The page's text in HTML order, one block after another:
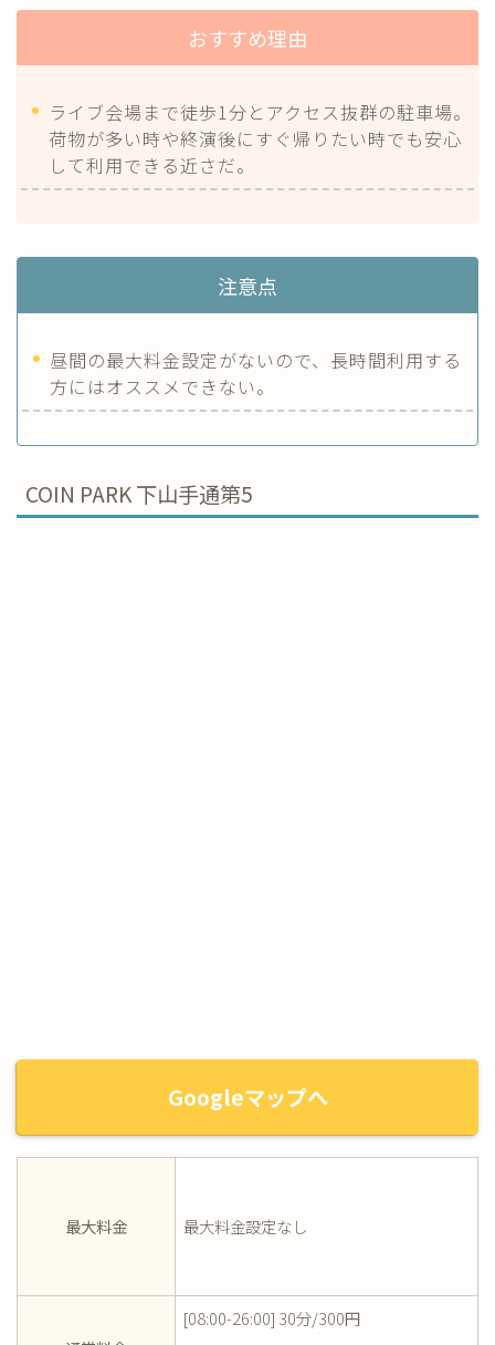
おすすめ理由
ライブ会場まで徒歩1分とアクセス抜群の駐車場。
荷物が多い時や終演後にすぐ帰りたい時でも安心
して利用できる近さだ。
注意点
昼間の最大料金設定がないので、長時間利用する
方にはオススメできない。
COIN PARK 下山手通第5
Googleマップへ
最大料金 最大料金設定なし
[08:00-26:00] 30分/300円